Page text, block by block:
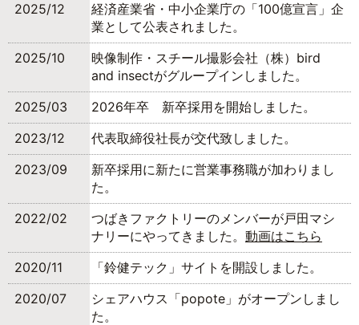
2025/12
経済産業省・中小企業庁の「100億宣言」企
業として公表されました。
2025/10
映像制作・スチール撮影会社（株）bird
and insectがグループインしました。
2025/03
2026年卒 新卒採用を開始しました。
2023/12
代表取締役社長が交代致しました。
2023/09
新卒採用に新たに営業事務職が加わりまし
た。
2022/02
つばきファクトリーのメンバーが戸田マシ
ナリーにやってきました。 動画はこちら
2020/11
「鈴健テック」サイトを開設しました。
2020/07
シェアハウス「popote」がオープンしまし
た。